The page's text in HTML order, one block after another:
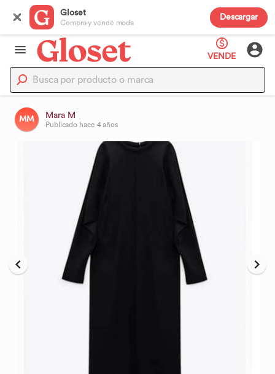
Gloset
Compra y vende moda
Descargar
VENDE
MM Mara M
Publicado hace 4 años